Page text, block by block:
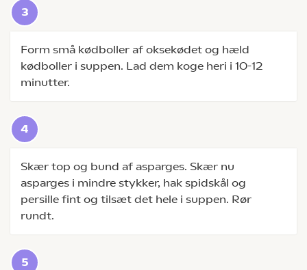
Form små kødboller af oksekødet og hæld
kødboller i suppen. Lad dem koge heri i 10-12
minutter.
Skær top og bund af asparges. Skær nu
asparges i mindre stykker, hak spidskål og
persille fint og tilsæt det hele i suppen. Rør
rundt.